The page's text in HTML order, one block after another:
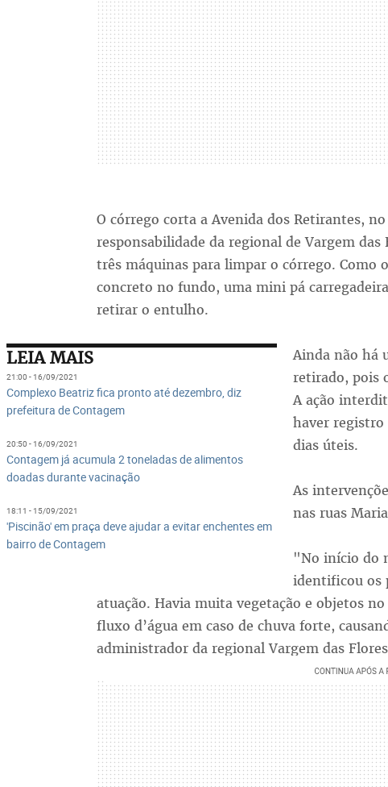
O córrego corta a Avenida dos Retirantes,
responsabilidade da regional de Vargem
três máquinas para limpar o córrego. Como
concreto no fundo, uma mini pá
retirar o entulho.
LEIA MAIS
21:00 - 16/09/2021
Complexo Beatriz fica pronto até dezembro, diz
prefeitura de Contagem
20:50 - 16/09/2021
Contagem já acumula 2 toneladas de alimentos
doadas durante vacinação
18:11 - 15/09/2021
'Piscinão' em praça deve ajudar a evitar enchentes em
bairro de Contagem
Ainda não há
retirado, pois
A ação
haver
dias úteis.
As
nas ruas
"No início do
identificou os
atuação. Havia muita vegetação e objetos
fluxo d’água em caso de chuva forte,
administrador da regional Vargem das